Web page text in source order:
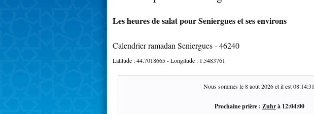
Les heures de salat pour Seniergues et ses environs
Calendrier ramadan Seniergues - 46240
Latitude :44.7018665- Longitude : 1.5483761
Nous sommes le8 août 2026et il est08:14:32
Prochaine prière : Zuhrà 12:04:00